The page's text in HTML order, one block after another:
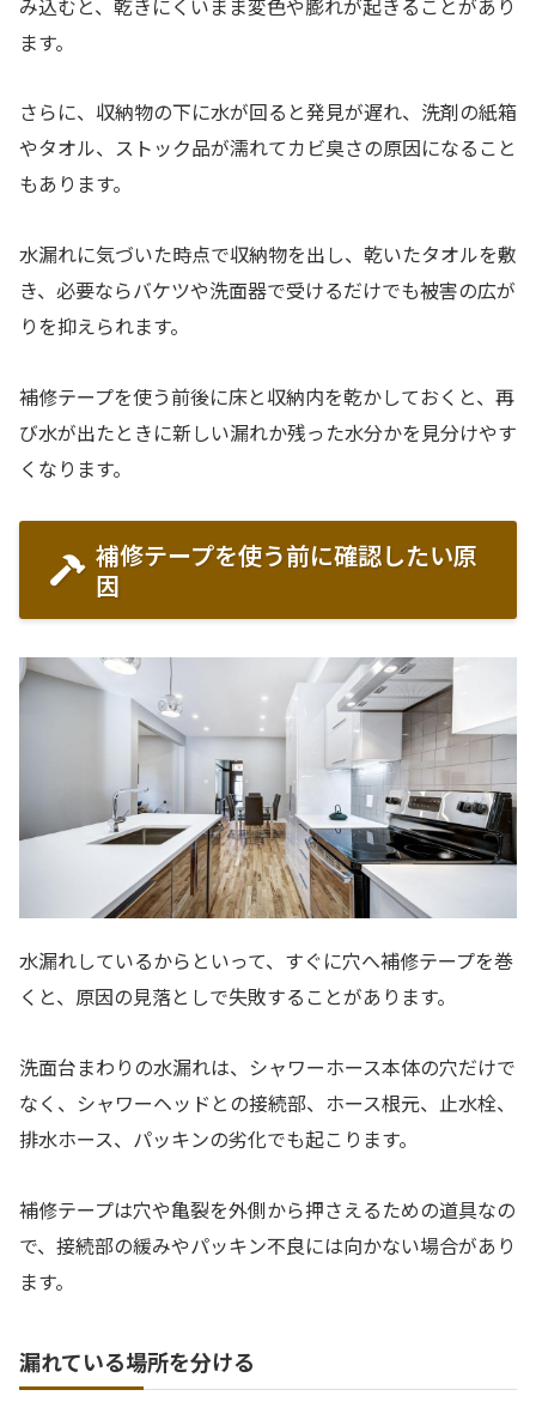
ます。
さらに、収納物の下に水が回ると発見が遅れ、洗剤の紙箱
やタオル、ストック品が濡れてカビ臭さの原因になること
もあります。
水漏れに気づいた時点で収納物を出し、乾いたタオルを敷
き、必要ならバケツや洗面器で受けるだけでも被害の広が
りを抑えられます。
補修テープを使う前後に床と収納内を乾かしておくと、再
び水が出たときに新しい漏れか残った水分かを見分けやす
くなります。
補修テープを使う前に確認したい原
因
水漏れしているからといって、すぐに穴へ補修テープを巻
くと、原因の見落としで失敗することがあります。
洗面台まわりの水漏れは、シャワーホース本体の穴だけで
なく、シャワーヘッドとの接続部、ホース根元、止水栓、
排水ホース、パッキンの劣化でも起こります。
補修テープは穴や亀裂を外側から押さえるための道具なの
で、接続部の緩みやパッキン不良には向かない場合があり
ます。
漏れている場所を分ける